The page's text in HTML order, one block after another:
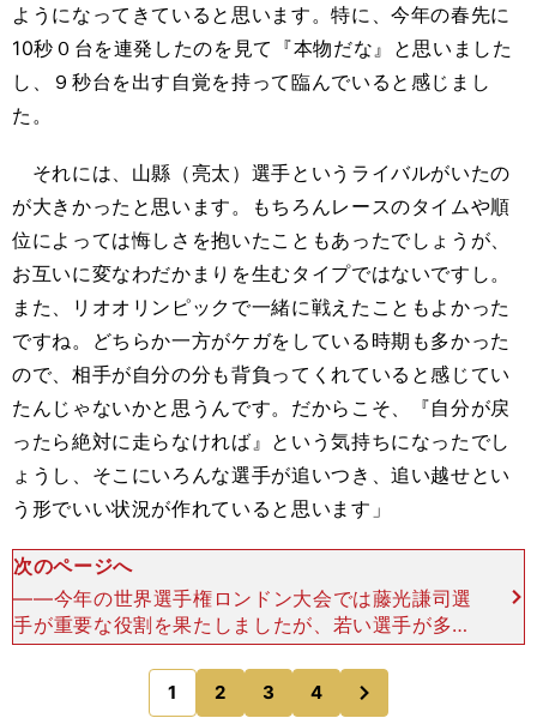
ようになってきていると思います。特に、今年の春先に
10秒０台を連発したのを見て『本物だな』と思いました
し、９秒台を出す自覚を持って臨んでいると感じまし
た。
それには、山縣（亮太）選手というライバルがいたの
が大きかったと思います。もちろんレースのタイムや順
位によっては悔しさを抱いたこともあったでしょうが、
お互いに変なわだかまりを生むタイプではないですし。
また、リオオリンピックで一緒に戦えたこともよかった
ですね。どちらか一方がケガをしている時期も多かった
ので、相手が自分の分も背負ってくれていると感じてい
たんじゃないかと思うんです。だからこそ、『自分が戻
ったら絶対に走らなければ』という気持ちになったでし
ょうし、そこにいろんな選手が追いつき、追い越せとい
う形でいい状況が作れていると思います」
次のページへ
――今年の世界選手権ロンドン大会では藤光謙司選
手が重要な役割を果たしましたが、若い選手が多い
今だからこそ、ベテランの存在が頼もしく映りま
す。「今回、藤光選手がいたからこそ、桐生選手が
より一層力を発揮
1 2 3 4
のページへ